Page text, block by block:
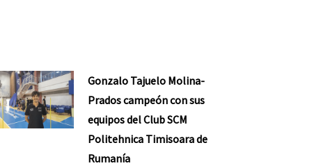
Gonzalo Tajuelo Molina-
Prados campeón con sus
equipos del Club SCM
Politehnica Timisoara de
Rumanía